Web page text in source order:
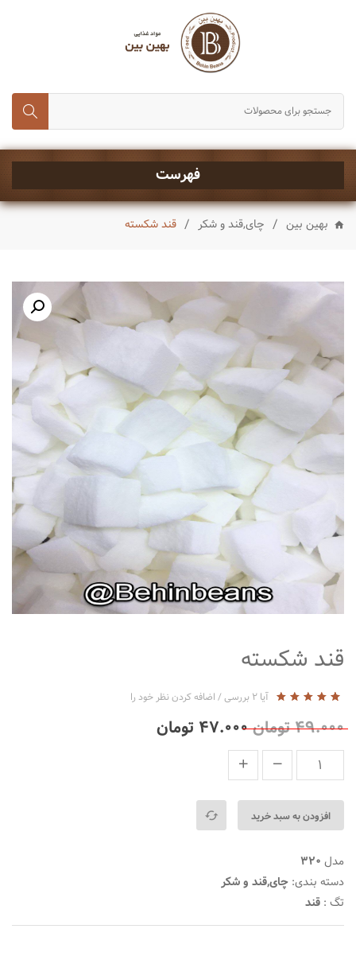
فهرست
بهین بین / چای,قند و شکر / قند شکسته
قند شکسته
بر
رتبه
بندی
توسط
آیا 2 بررسی / اضافه کردن نظر خود را
۴۹.۰۰۰تومان۴۷.۰۰۰ تومان
افزودن به سبد خرید
مدل 320
دسته بندی: چای,قند و شکر
تگ : قند
رب، تن ماهی و کنسروجات
چای,قند و شکر
خشکبار
ماکارونی و رشته
انواع روغن
شیرینی و تنقلات
ادویه جات
متفرقه